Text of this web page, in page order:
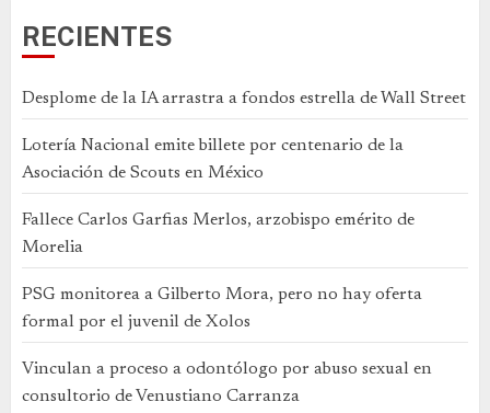
RECIENTES
Desplome de la IA arrastra a fondos estrella de Wall Street
Lotería Nacional emite billete por centenario de la
Asociación de Scouts en México
Fallece Carlos Garfias Merlos, arzobispo emérito de
Morelia
PSG monitorea a Gilberto Mora, pero no hay oferta
formal por el juvenil de Xolos
Vinculan a proceso a odontólogo por abuso sexual en
consultorio de Venustiano Carranza